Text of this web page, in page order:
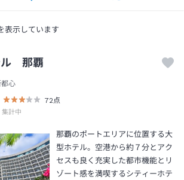
表示しています
ル 那覇
心
72 点
集計中
那覇のポートエリアに位置する大
型ホテル。空港から約７分とアク
セスも良く充実した都市機能とリ
ゾート感を満喫するシティーホテ